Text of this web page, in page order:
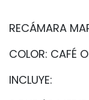
RECÁMARA
COLOR: CAFÉ
INCLUYE: